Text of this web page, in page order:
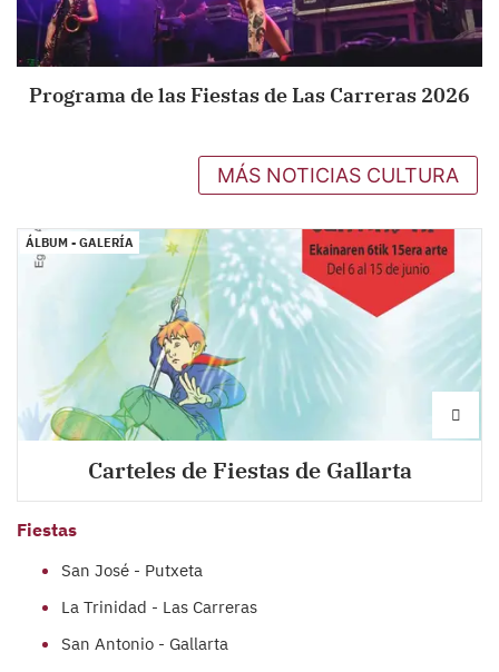
Programa de las Fiestas de Las Carreras 2026
MÁS NOTICIAS CULTURA
ÁLBUM - GALERÍA
Carteles de Fiestas de Gallarta
Fiestas
San José - Putxeta
La Trinidad - Las Carreras
San Antonio - Gallarta